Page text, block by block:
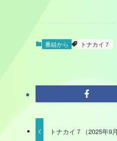
番組から トナカイ７
トナカイ７（2025年9